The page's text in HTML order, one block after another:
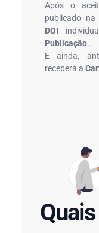
Após o
publicado
DOI
Publicação .
E ainda,
receberá a